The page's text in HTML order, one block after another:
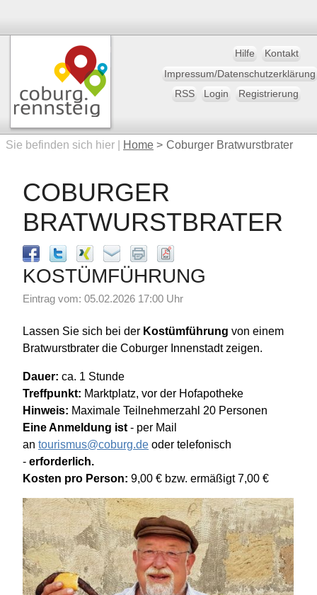
Hilfe
Kontakt
Impressum/Datenschutzerklärung
RSS
Login Registrierung
Sie befinden sich hier | Home > Coburger Bratwurstbrater
COBURGER
BRATWURSTBRATER
KOSTÜMFÜHRUNG
Eintrag vom: 05.02.2026 17:00 Uhr
Lassen Sie sich bei der Kostümführung von einem
Bratwurstbrater die Coburger Innenstadt zeigen.
Dauer: ca. 1 Stunde
Treffpunkt: Marktplatz, vor der Hofapotheke
Hinweis: Maximale Teilnehmerzahl 20 Personen
Eine Anmeldung ist - per Mail
antourismus@coburg.de oder telefonisch
- erforderlich.
Kosten pro Person:9,00 € bzw. ermäßigt 7,00 €